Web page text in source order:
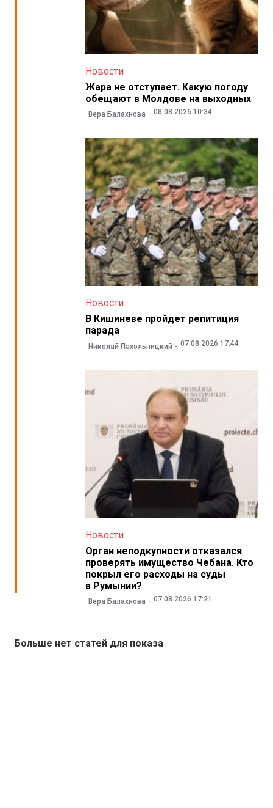
Новости
Жара не отступает. Какую погоду
обещают в Молдове на выходных
Вера Балахнова 08.08.2026 10:34
Новости
В Кишиневе пройдет репитиция
парада
Николай Пахольницкий 07.08.2026 17:44
Новости
Орган неподкупности отказался
проверять имущество Чебана. Кто
покрыл его расходы на суды
в Румынии?
Вера Балахнова 07.08.2026 17:21
Больше нет статей для показа